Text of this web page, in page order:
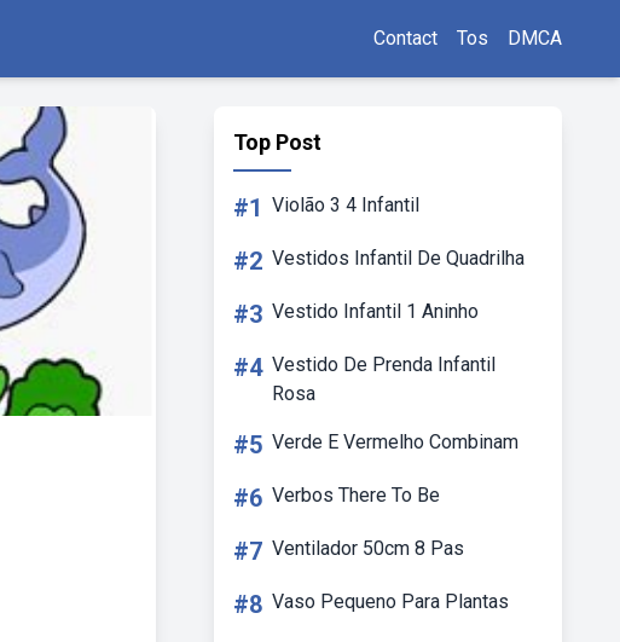
Contact Tos DMCA
Top Post
#1 Violão 3 4 Infantil
#2 Vestidos Infantil De Quadrilha
#3 Vestido Infantil 1 Aninho
#4 Vestido De Prenda Infantil
Rosa
#5 Verde E Vermelho Combinam
#6 Verbos There To Be
#7 Ventilador 50cm 8 Pas
#8 Vaso Pequeno Para Plantas